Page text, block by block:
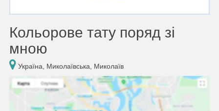
Кольорове тату поряд зі
мною
Україна, Миколаївська, Миколаїв